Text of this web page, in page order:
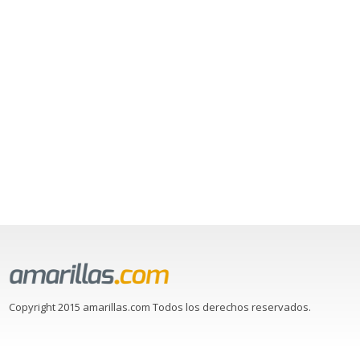
Copyright 2015 amarillas.com Todos los derechos reservados.